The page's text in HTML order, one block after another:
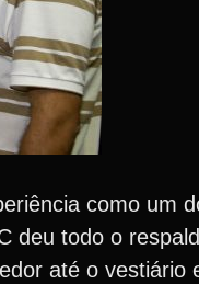
como um
deu todo o
até o vestiário